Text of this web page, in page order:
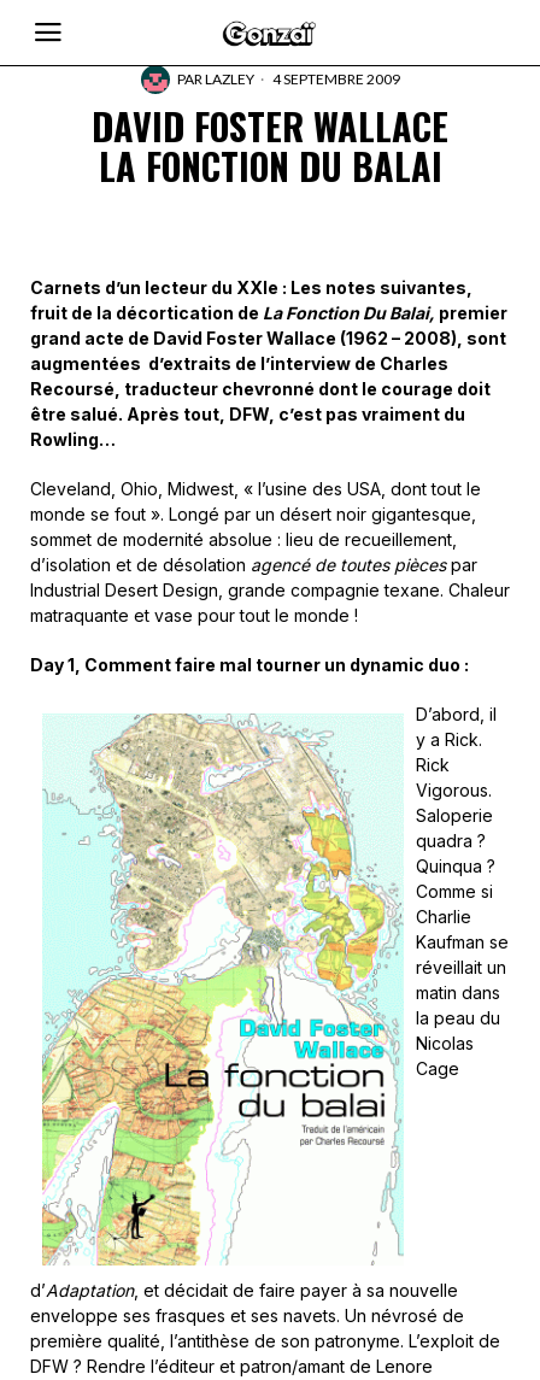
PARLAZLEY 4 SEPTEMBRE 2009
DAVID FOSTER WALLACE
LA FONCTION DU BALAI
Carnets d’un lecteur du XXIe : Les notes suivantes,
fruit de la décortication de La Fonction Du Balai, premier
grand acte de David Foster Wallace (1962 – 2008), sont
augmentées d’extraits de l’interview de Charles
Recoursé, traducteur chevronné dont le courage doit
être salué. Après tout, DFW, c’est pas vraiment du
Rowling…
Cleveland, Ohio, Midwest, « l’usine des USA, dont tout le
monde se fout ». Longé par un désert noir gigantesque,
sommet de modernité absolue : lieu de recueillement,
d’isolation et de désolation agencé de toutes piècespar
Industrial Desert Design, grande compagnie texane. Chaleur
matraquante et vase pour tout le monde !
Day 1, Comment faire mal tourner un dynamic duo :
D’abord, il
y a Rick.
Rick
Vigorous.
Saloperie
quadra ?
Quinqua ?
Comme si
Charlie
Kaufman se
réveillait un
matin dans
la peau du
Nicolas
Cage
d’Adaptation, et décidait de faire payer à sa nouvelle
enveloppe ses frasques et ses navets. Un névrosé de
première qualité, l’antithèse de son patronyme. L’exploit de
DFW ? Rendre l’éditeur et patron/amant de Lenore